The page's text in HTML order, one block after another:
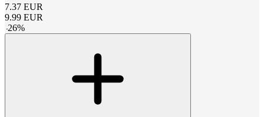
7.37 EUR
9.99 EUR
-26%